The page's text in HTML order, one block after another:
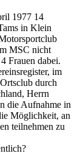
1977 14
in Klein
MSC nicht
Frauen dabei.
im
durch
Herrn
die Aufnahme in
Möglichkeit, an
teilnehmen zu